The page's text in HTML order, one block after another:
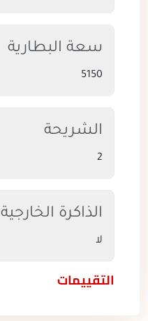
سعة البطارية
5150
الشريحة
2
الذاكرة الخارجية
لا
التقييمات